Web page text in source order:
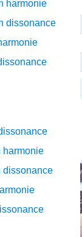
harmonie
dissonance
harmonie
dissonance